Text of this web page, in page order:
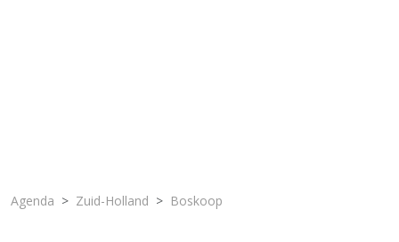
Agenda Zuid-Holland Boskoop